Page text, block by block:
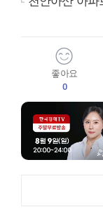
좋아요
0